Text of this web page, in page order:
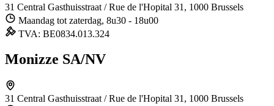
31 Central Gasthuisstraat / Rue de l'Hopital 31, 1000 Brussels
Maandag tot zaterdag, 8u30 - 18u00
TVA: BE0834.013.324
Monizze SA/NV
31 Central Gasthuisstraat / Rue de l'Hopital 31, 1000 Brussels